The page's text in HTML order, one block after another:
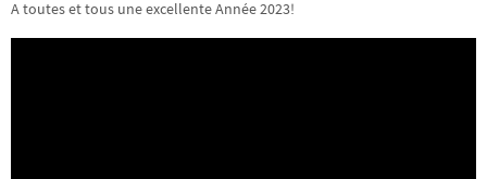
A toutes et tous une excellente Année 2023!